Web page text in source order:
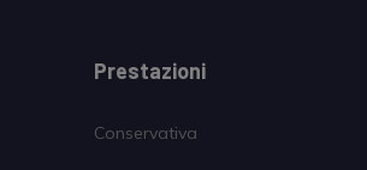
Prestazioni
Conservativa